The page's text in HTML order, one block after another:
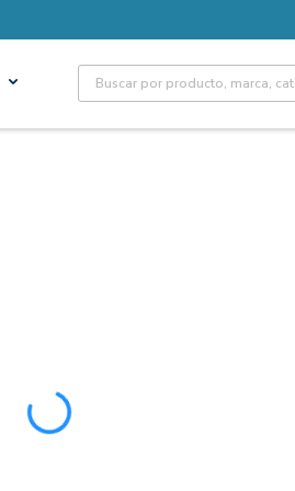
Site Search